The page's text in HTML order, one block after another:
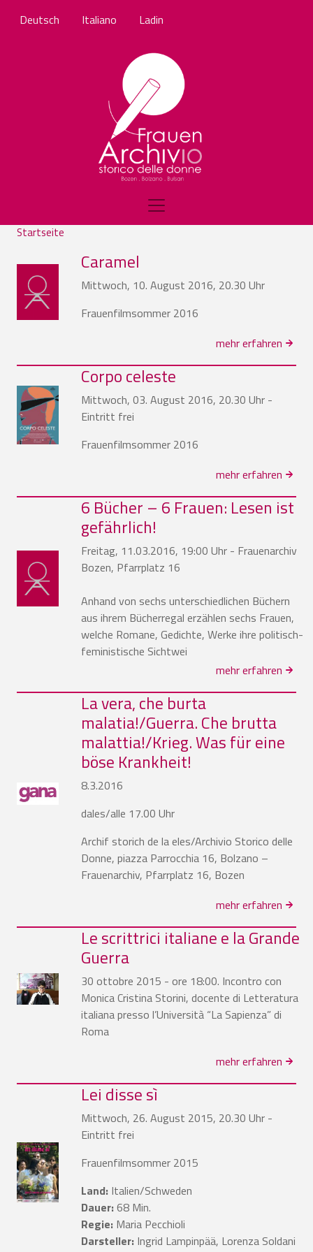
Deutsch Italiano Ladin
Startseite
Caramel
Mittwoch, 10. August 2016, 20.30 Uhr
Frauenfilmsommer 2016
mehr erfahren
Corpo celeste
Mittwoch, 03. August 2016, 20.30 Uhr -
Eintritt frei
Frauenfilmsommer 2016
mehr erfahren
6 Bücher – 6 Frauen: Lesen ist
gefährlich!
Freitag, 11.03.2016, 19:00 Uhr - Frauenarchiv
Bozen, Pfarrplatz 16
Anhand von sechs unterschiedlichen Büchern
aus ihrem Bücherregal erzählen sechs Frauen,
welche Romane, Gedichte, Werke ihre politisch-
feministische Sichtwei
mehr erfahren
La vera, che burta
malatia!/Guerra. Che brutta
malattia!/Krieg. Was für eine
böse Krankheit!
8.3.2016
dales/alle 17.00 Uhr
Archif storich de la eles/Archivio Storico delle
Donne, piazza Parrocchia 16, Bolzano –
Frauenarchiv, Pfarrplatz 16, Bozen
mehr erfahren
Le scrittrici italiane e la Grande
Guerra
30 ottobre 2015 - ore 18:00. Incontro con
Monica Cristina Storini, docente di Letteratura
italiana presso l’Università “La Sapienza” di
Roma
mehr erfahren
Lei disse sì
Mittwoch, 26. August 2015, 20.30 Uhr -
Eintritt frei
Frauenfilmsommer 2015
Land: Italien/Schweden
Dauer:68 Min.
Regie: Maria Pecchioli
Darsteller: Ingrid Lampinpää, Lorenza Soldani